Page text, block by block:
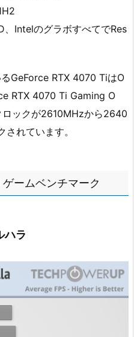
IntelのグラボすべてでRes
GeForce RTX 4070 TiはO
RTX 4070 Ti Gaming O
ックが2610MHzから2640
れています。
ームベンチマーク
ハラ